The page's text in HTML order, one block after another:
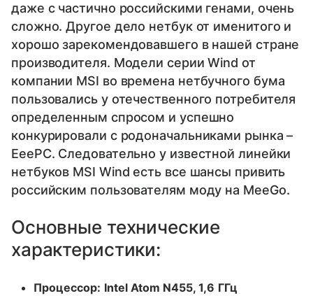
даже с частично российскими генами, очень
сложно. Другое дело нетбук от именитого и
хорошо зарекомендовавшего в нашей стране
производителя. Модели серии Wind от
компании MSI во времена нетбучного бума
пользовались у отечественного потребителя
определенным спросом и успешно
конкурировали с родоначальниками рынка –
EeePC. Следовательно у известной линейки
нетбуков MSI Wind есть все шансы привить
российским пользователям моду на MeeGo.
Основные технические
характеристики:
Процессор: Intel Atom N455, 1,6 ГГц